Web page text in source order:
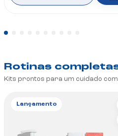
Rotinas
Kits prontos para um cuidado
Lançamento